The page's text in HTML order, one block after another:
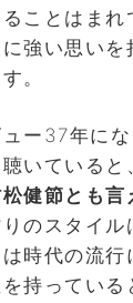
ことはまれ
強い思いを
。
ー37年に
いていると
健節とも言
のスタイル
時代の流行
持っている